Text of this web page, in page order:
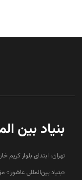
بنیاد بین
تهران، ابتدای بلوار کریم
«بنیاد بین‌المللی